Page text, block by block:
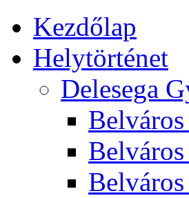
Kezdőlap
Helytörténet
Delesega